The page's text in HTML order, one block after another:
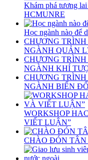
Khám phá tương
HCMUNRE
Học ngành nào để
CHƯƠNG
NGÀNH QUẢN
CHƯƠNG
NGÀNH KHÍ
CHƯƠNG
NGÀNH BIẾN
WORKSHOP
VIẾT LUẬN”
CHÀO ĐÓN TÂN